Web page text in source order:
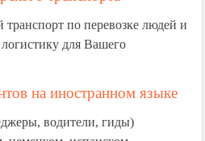
по перевозке людей и
для Вашего
на иностранном языке
водители, гиды)